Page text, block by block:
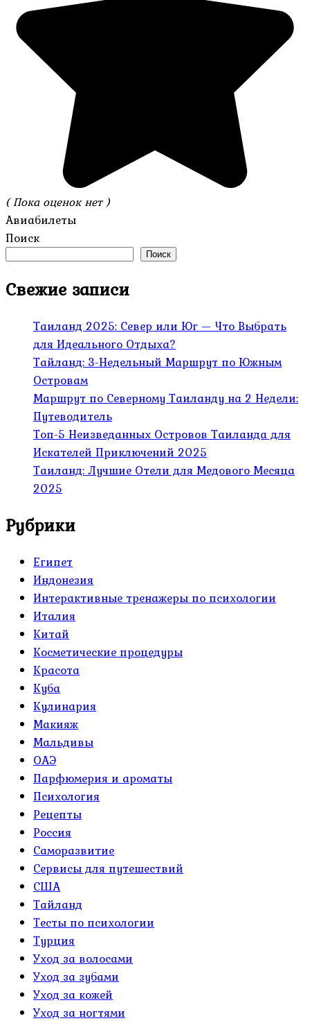
( Пока оценок нет )
Авиабилеты
Поиск
Поиск
Свежие записи
Таиланд 2025: Север или Юг — Что Выбрать
для Идеального Отдыха?
Тайланд: 3-Недельный Маршрут по Южным
Островам
Маршрут по Северному Таиланду на 2 Недели:
Путеводитель
Топ-5 Неизведанных Островов Таиланда для
Искателей Приключений 2025
Таиланд: Лучшие Отели для Медового Месяца
2025
Рубрики
Египет
Индонезия
Интерактивные тренажеры по психологии
Италия
Китай
Косметические процедуры
Красота
Куба
Кулинария
Макияж
Мальдивы
ОАЭ
Парфюмерия и ароматы
Психология
Рецепты
Россия
Саморазвитие
Сервисы для путешествий
США
Тайланд
Тесты по психологии
Турция
Уход за волосами
Уход за зубами
Уход за кожей
Уход за ногтями